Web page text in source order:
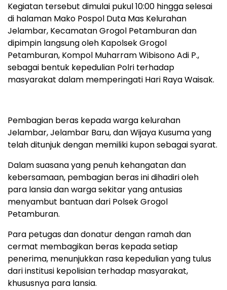
Kegiatan tersebut dimulai pukul 10:00 hingga selesai
di halaman Mako Pospol Duta Mas Kelurahan
Jelambar, Kecamatan Grogol Petamburan dan
dipimpin langsung oleh Kapolsek Grogol
Petamburan, Kompol Muharram Wibisono Adi P.,
sebagai bentuk kepedulian Polri terhadap
masyarakat dalam memperingati Hari Raya Waisak.
Pembagian beras kepada warga kelurahan
Jelambar, Jelambar Baru, dan Wijaya Kusuma yang
telah ditunjuk dengan memiliki kupon sebagai syarat.
Dalam suasana yang penuh kehangatan dan
kebersamaan, pembagian beras ini dihadiri oleh
para lansia dan warga sekitar yang antusias
menyambut bantuan dari Polsek Grogol
Petamburan.
Para petugas dan donatur dengan ramah dan
cermat membagikan beras kepada setiap
penerima, menunjukkan rasa kepedulian yang tulus
dari institusi kepolisian terhadap masyarakat,
khususnya para lansia.